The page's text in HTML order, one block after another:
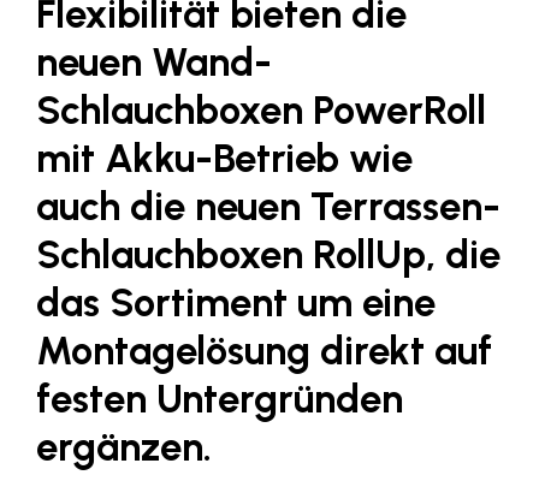
kosaplaner
LAT Nitrogen
Libro
Lidl Österreich
Die Menü-Manufaktur
MTH Retail Group
OMV
OptimaMed
PAGRO
PHH Rechtsanwält:innen
Primark
Flexibilität bieten die
neuen Wand-
Schlauchboxen PowerRoll
mit Akku-Betrieb wie
auch die neuen Terrassen-
Schlauchboxen RollUp, die
das Sortiment um eine
Montagelösung direkt auf
festen Untergründen
ergänzen.